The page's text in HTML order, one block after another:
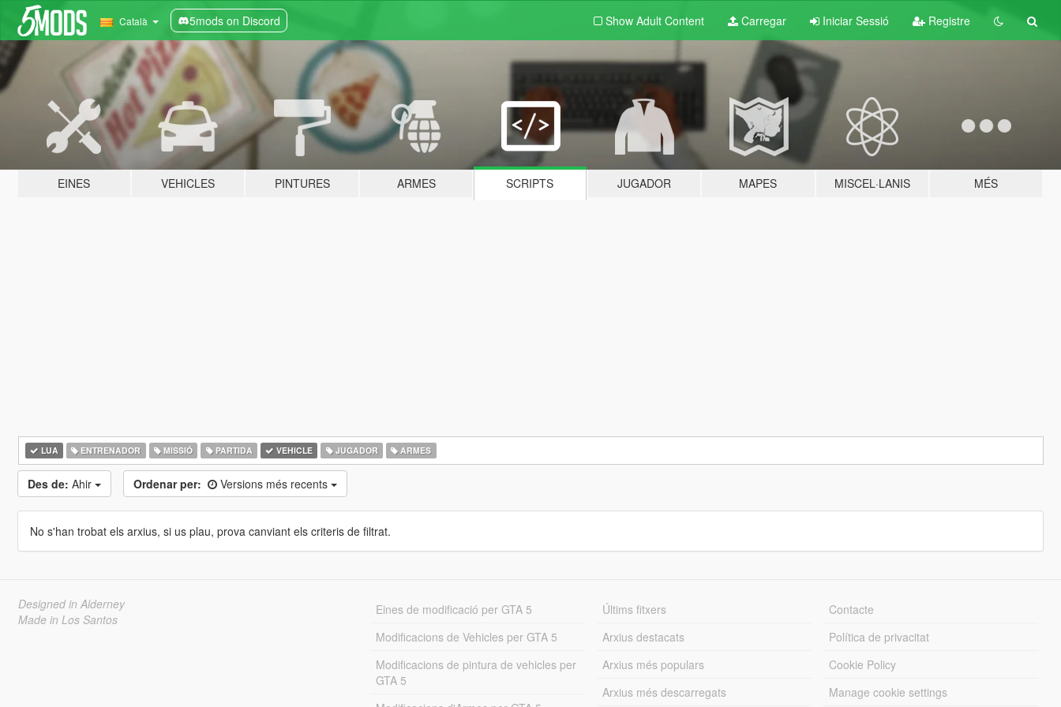
Català 5mods on Discord Show Adult Content Carregar Iniciar Sessió Registre
EINES VEHICLES PINTURES ARMES SCRIPTS JUGADOR MAPES MISCEL·LANIS MÉS
LUA ENTRENADOR MISSIÓ PARTIDA VEHICLE JUGADOR ARMES
Des de: Ahir Ordenar per: Versions més recents
No s'han trobat els arxius, si us plau, prova canviant els criteris de filtrat.
Designed in Alderney
Made in Los Santos
Eines de modificació per GTA 5
Modificacions de Vehicles per GTA 5
Modificacions de pintura de vehicles per
GTA 5
Últims fitxers
Arxius destacats
Arxius més populars
Arxius més descarregats
Contacte
Política de privacitat
Cookie Policy
Manage cookie settings